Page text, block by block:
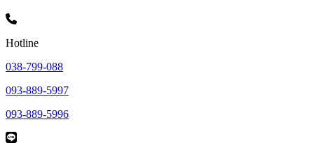
Hotline
038-799-088
093-889-5997
093-889-5996